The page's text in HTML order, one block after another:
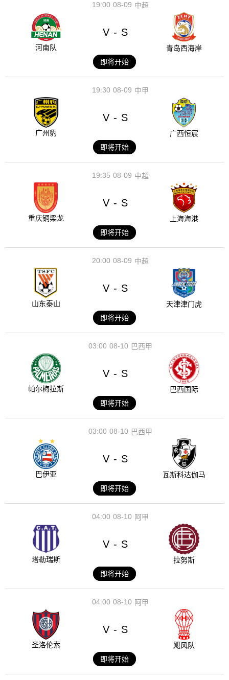
08-09
19:00 中超
河南队
V - S
青岛西海岸
即将开始
08-09
19:30 中甲
广州豹
V - S
广西恒宸
即将开始
08-09
19:35 中超
重庆铜梁龙
V - S
上海海港
即将开始
08-09
20:00 中超
山东泰山
V - S
天津津门虎
即将开始
08-10
03:00 巴西甲
帕尔梅拉斯
V - S
巴西国际
即将开始
08-10
03:00 巴西甲
巴伊亚
V - S
瓦斯科达伽马
即将开始
08-10
04:00 阿甲
塔勒瑞斯
V - S
拉努斯
即将开始
08-10
04:00 阿甲
圣洛伦索
V - S
飓风队
即将开始